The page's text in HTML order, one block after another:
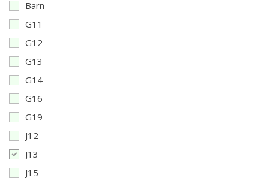
Barn
G11
G12
G13
G14
G16
G19
J12
J13
J15